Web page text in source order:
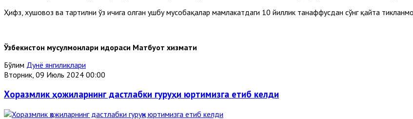
Ҳифз, хушовоз ва тартилни ўз ичига олган ушбу мусобақалар мамлакатдаги 10 йиллик танаффусдан сўнг қайта
Ўзбекистон мусулмонлари идораси Матбуот хизмати
Бўлим Дунё янгиликлари
Вторник, 09 Июль 2024 00:00
Хоразмлик ҳожиларнинг дастлабки гуруҳи юртимизга етиб келди